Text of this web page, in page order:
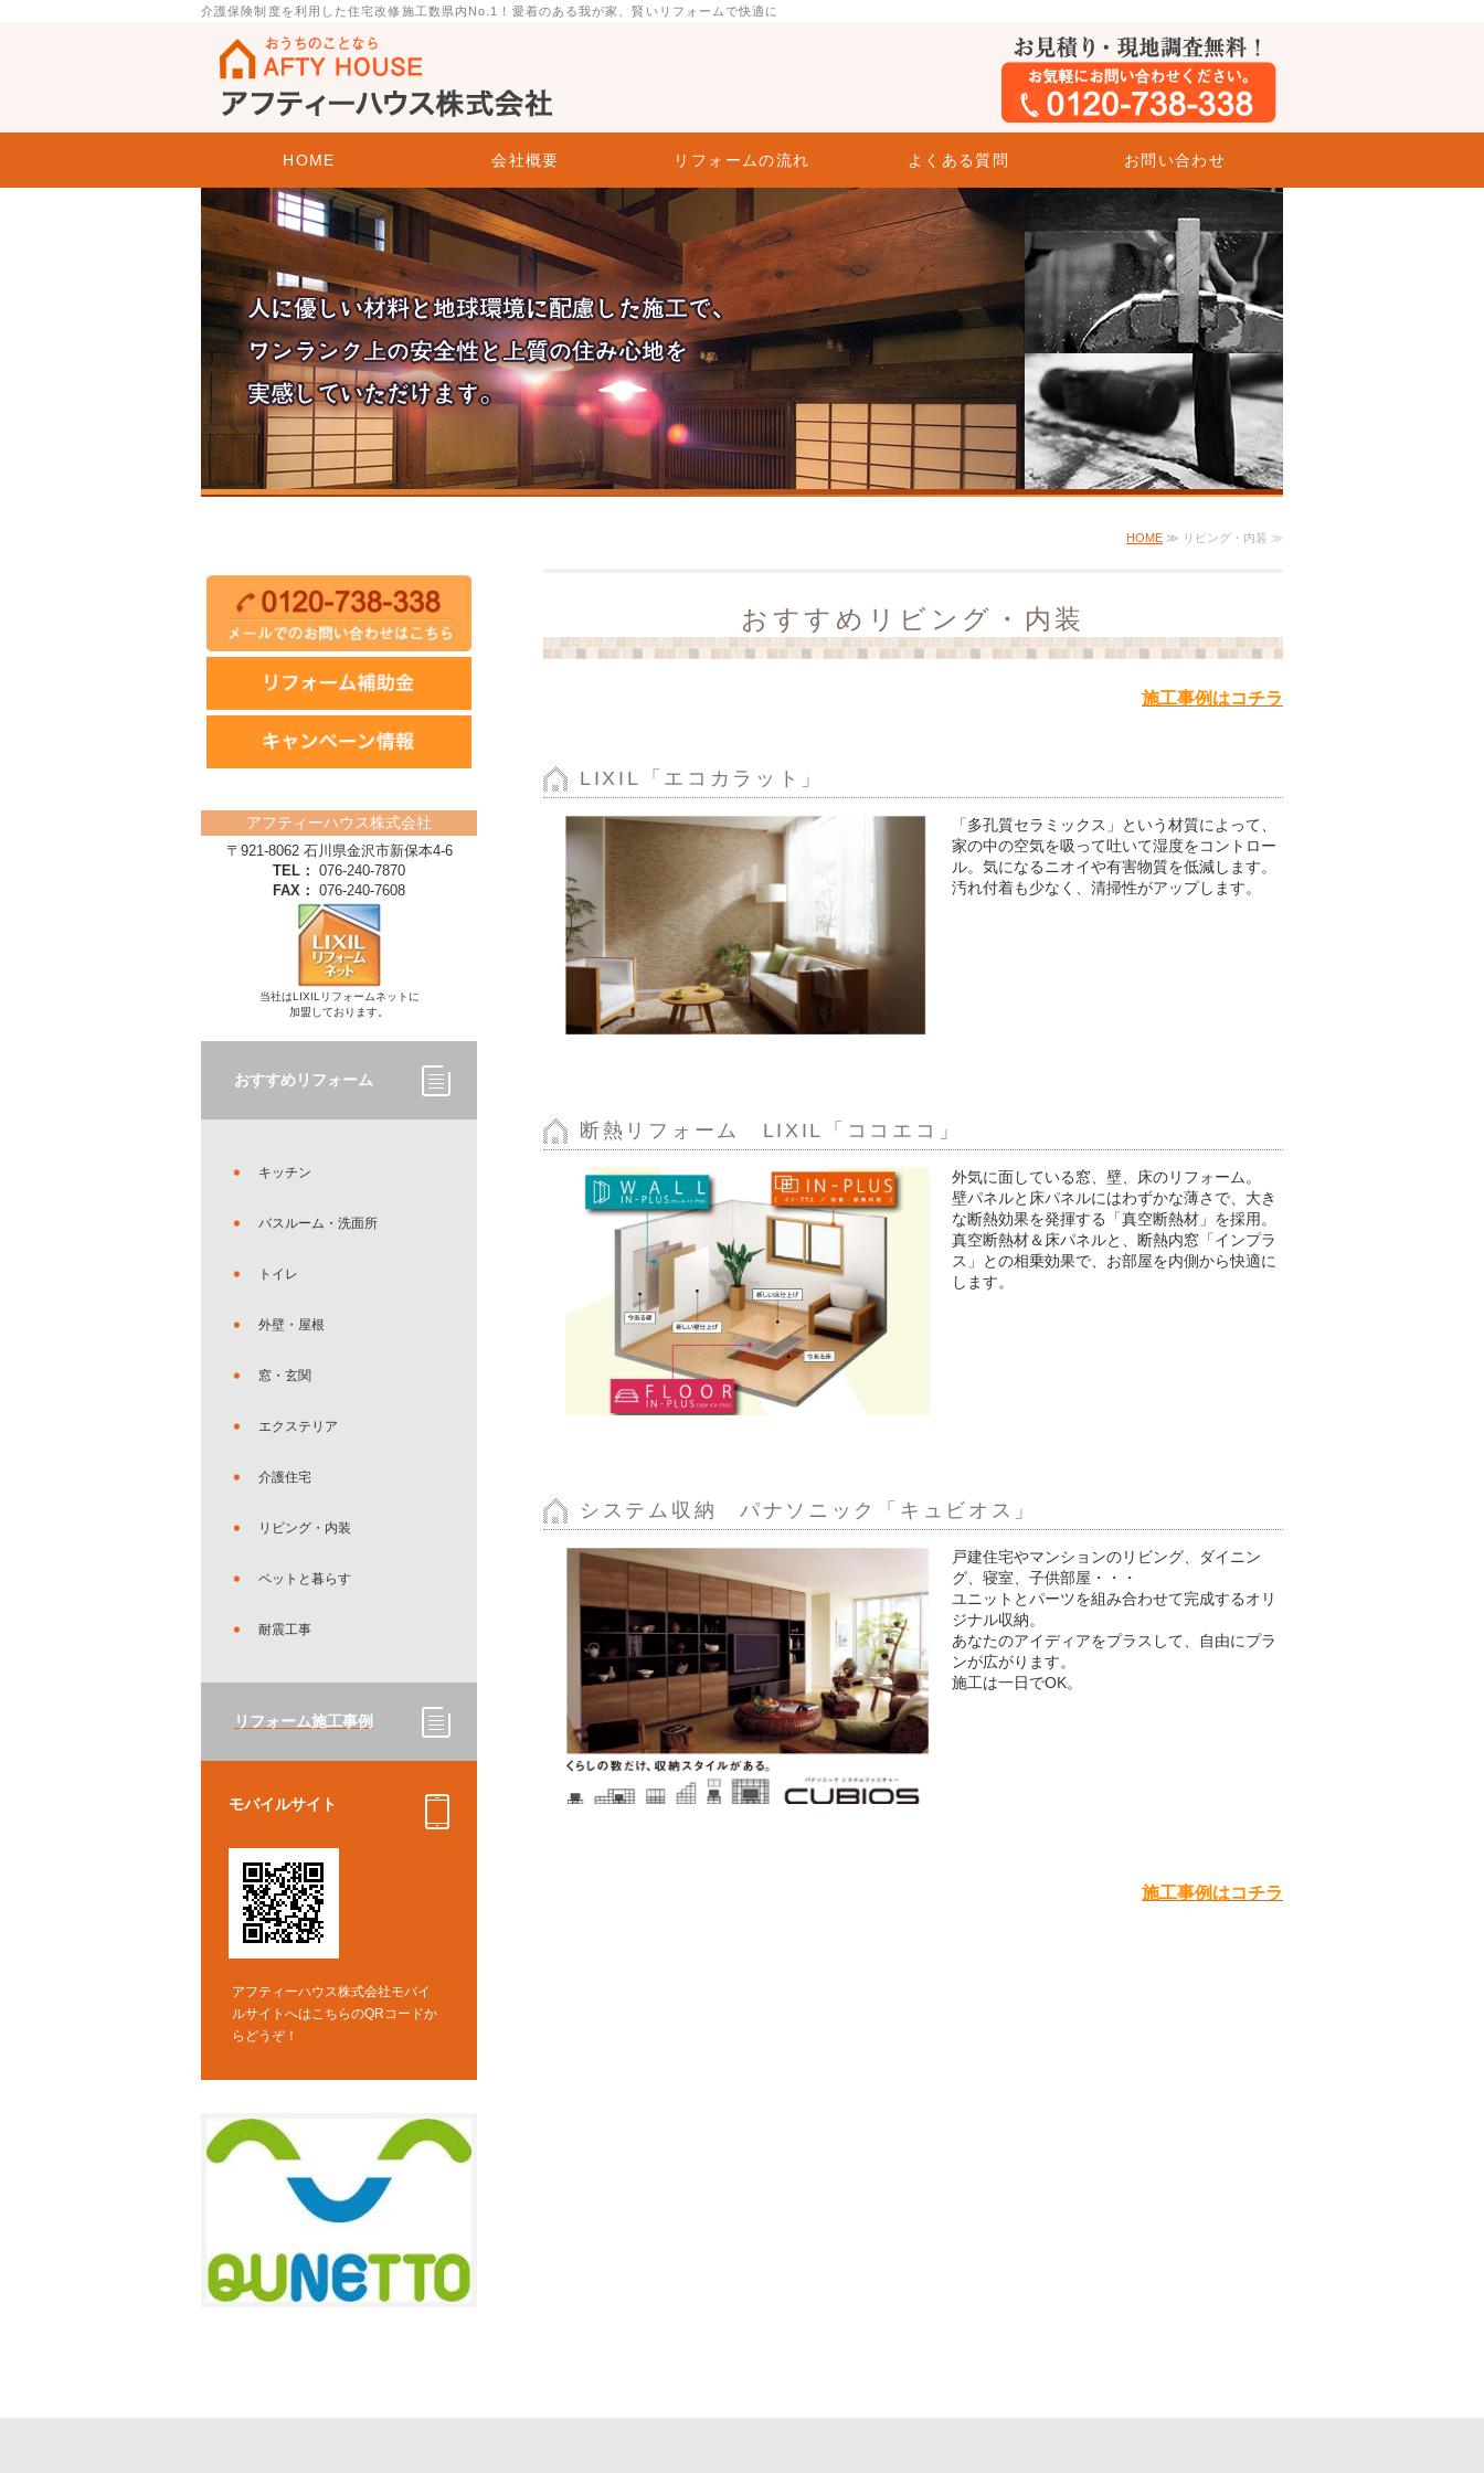
金沢市のリフォーム会社 アフティーハウス株式会社
介護保険制度を利用した住宅改修施工数県内No.1！愛着のある我が家、賢いリフォームで快適に
HOME 会社概要 リフォームの流れ よくある質問 お問い合わせ
HOME ≫ リビング・内装 ≫
おすすめリビング・内装
施工事例はコチラ
LIXIL「エコカラット」
「多孔質セラミックス」という材質によって、
家の中の空気を吸って吐いて湿度をコントロー
ル。気になるニオイや有害物質を低減します。
汚れ付着も少なく、清掃性がアップします。
断熱リフォーム LIXIL「ココエコ」
外気に面している窓、壁、床のリフォーム。
壁パネルと床パネルにはわずかな薄さで、大き
な断熱効果を発揮する「真空断熱材」を採用。
真空断熱材＆床パネルと、断熱内窓「インプラ
ス」との相乗効果で、お部屋を内側から快適に
します。
システム収納 パナソニック「キュビオス」
戸建住宅やマンションのリビング、ダイニン
グ、寝室、子供部屋・・・
ユニットとパーツを組み合わせて完成するオリ
ジナル収納。
あなたのアイディアをプラスして、自由にプラ
ンが広がります。
施工は一日でOK。
施工事例はコチラ
アフティーハウス株式会社
〒921-8062 石川県金沢市新保本4‐6
TEL： 076-240-7870
FAX： 076-240-7608
当社はLIXILリフォームネットに
加盟しております。
おすすめリフォーム
キッチン
バスルーム・洗面所
トイレ
外壁・屋根
窓・玄関
エクステリア
介護住宅
リビング・内装
ペットと暮らす
耐震工事
リフォーム施工事例
モバイルサイト
アフティーハウス株式会社モバイ
ルサイトへはこちらのQRコードか
らどうぞ！